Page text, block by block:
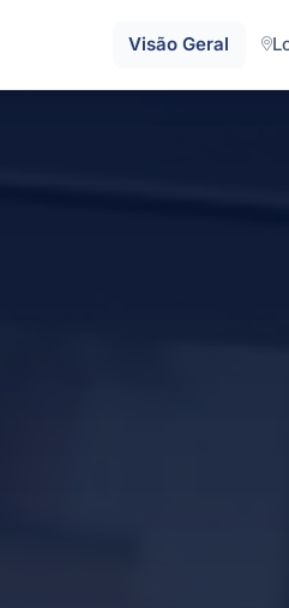
Visão Geral